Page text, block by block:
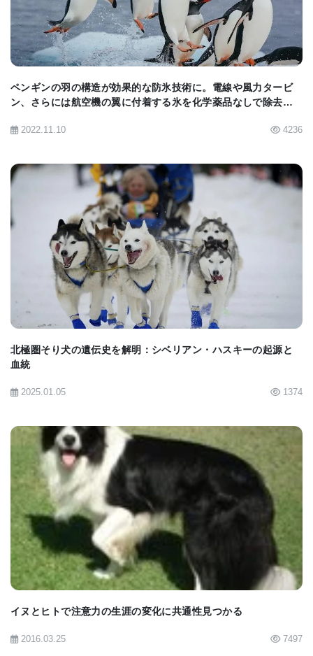
た。「以前の研究では、鳴き鳥は単純な構文を使用
して複雑な意味を生成でき、多くの鳥種では、歌は
模倣によって学習されることが示されている。鳴き
ていることが明らかになった。」
Finches Can Rapidly Memorize Signature Sounds
of at Least 50 Different Members of Their Flock
ペンギンの羽の構造が効果的な防氷技術に。電線や風力タービ
ン、さらには航空機の翼に付着する氷を化学薬品なしで除去す
2022.11.10 4236
BIOMARKET JP
北極圏そり犬の遺伝史を解明：シベリアン・ハスキーの起源と
血統
2025.01.05 1374
BIOMARKET JP
イヌとヒトで注意力の生涯の変化に共通性見つかる
2016.03.25 7497